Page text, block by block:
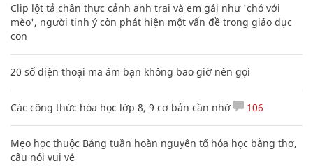
Clip lột tả chân thực cảnh anh trai và em gái như 'chó với
mèo', người tinh ý còn phát hiện một vấn đề trong giáo dục
con
20 số điện thoại ma ám bạn không bao giờ nên gọi
Các công thức hóa học lớp 8, 9 cơ bản cần nhớ 106
Mẹo học thuộc Bảng tuần hoàn nguyên tố hóa học bằng thơ,
câu nói vui vẻ